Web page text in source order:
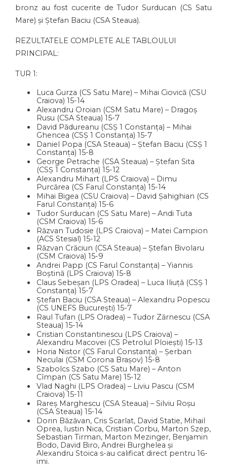
bronz au fost cucerite de Tudor Surducan (CS Satu
Mare) și Ștefan Baciu (CSA Steaua).
REZULTATELE COMPLETE ALE TABLOULUI
PRINCIPAL:
TUR 1:
Luca Gurza (CS Satu Mare) – Mihai Ciovică (CSU
Craiova) 15-14
Alexandru Oroian (CSM Satu Mare) – Dragoș
Rusu (CSA Steaua) 15-7
David Pădureanu (CSȘ 1 Constanța) – Mihai
Ghencea (CSȘ 1 Constanța) 15-7
Daniel Popa (CSA Steaua) – Ștefan Baciu (CSȘ 1
Constanța) 15-8
George Petrache (CSA Steaua) – Ștefan Sita
(CSȘ 1 Constanța) 15-12
Alexandru Mihart (LPS Craiova) – Dimu
Purcărea (CS Farul Constanța) 15-14
Mihai Bigea (CSU Craiova) – David Șahighian (CS
Farul Constanța) 15-6
Tudor Surducan (CS Satu Mare) – Andi Tuta
(CSM Craiova) 15-6
Răzvan Tudosie (LPS Craiova) – Matei Campion
(ACS Stesial) 15-12
Răzvan Crăciun (CSA Steaua) – Ștefan Bivolaru
(CSM Craiova) 15-9
Andrei Papp (CS Farul Constanța) – Yiannis
Boștină (LPS Craiova) 15-8
Claus Sebeșan (LPS Oradea) – Luca Iliuță (CSȘ 1
Constanța) 15-7
Ștefan Baciu (CSA Steaua) – Alexandru Popescu
(CS UNEFS București) 15-7
Raul Tufan (LPS Oradea) – Tudor Zărnescu (CSA
Steaua) 15-14
Cristian Constantinescu (LPS Craiova) –
Alexandru Macovei (CS Petrolul Ploiești) 15-13
Horia Nistor (CS Farul Constanța) – Șerban
Neculai (CSM Corona Brașov) 15-8
Szabolcs Szabo (CS Satu Mare) – Anton
Cîmpan (CS Satu Mare) 15-12
Vlad Naghi (LPS Oradea) – Liviu Pascu (CSM
Craiova) 15-11
Rareș Marghescu (CSA Steaua) – Silviu Roșu
(CSA Steaua) 15-14
Dorin Băzăvan, Cris Scarlat, David Statie, Mihail
Oprea, Iustin Nica, Cristian Corbu, Marton Szep,
Sebastian Tirman, Marton Mezinger, Benjamin
Bodo, David Biro, Andrei Burghelea și
Alexandru Stoica s-au calificat direct pentru 16-
imi.